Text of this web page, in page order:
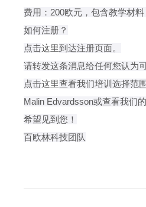
费用：200欧元，包含教学材
如何注册？
点击这里到达注册页面。
请转发这条消息给任何您认为
点击这里查看我们培训选择范围
Malin Edvardsson或查看我们
希望见到您！
百欧林科技团队